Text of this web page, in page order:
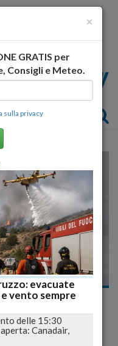
Chiusura
Fino al 27
×
GRATIS per
Consigli e Meteo.
sulla privacy
evacuate
vento sempre
delle 15:30
Canadair,